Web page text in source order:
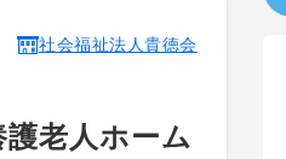
社会福祉法人貴徳会
老人ホーム